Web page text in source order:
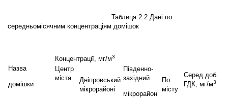
Таблиця 2.2 Дані по
середньомісячним концентраціям домішок
Назва
домішки
Концентрації, мг/м3
Серед.доб.
ГДК, мг/м3
Центр
міста
Дніпровський
мікрорайоні
Південно-
західний
мікрорайон
По
місту